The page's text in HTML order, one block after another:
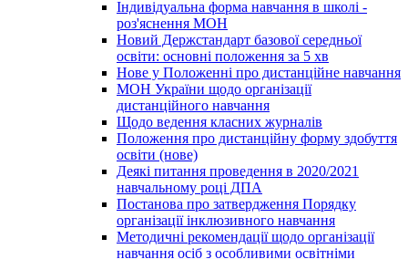
Індивідуальна форма навчання в школі -
роз'яснення МОН
Новий Держстандарт базової середньої
освіти: основні положення за 5 хв
Нове у Положенні про дистанційне навчання
МОН України щодо організації
дистанційного навчання
Щодо ведення класних журналів
Положення про дистанційну форму здобуття
освіти (нове)
Деякі питання проведення в 2020/2021
навчальному році ДПА
Постанова про затвердження Порядку
організації інклюзивного навчання
Методичні рекомендації щодо організації
навчання осіб з особливими освітніми